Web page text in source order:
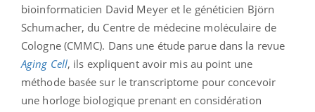
bioinformaticien David Meyer et le généticien Björn
Schumacher, du Centre de médecine moléculaire de
Cologne (CMMC). Dans une étude parue dans la revue
Aging Cell, ils expliquent avoir mis au point une
méthode basée sur le transcriptome pour concevoir
une horloge biologique prenant en considération